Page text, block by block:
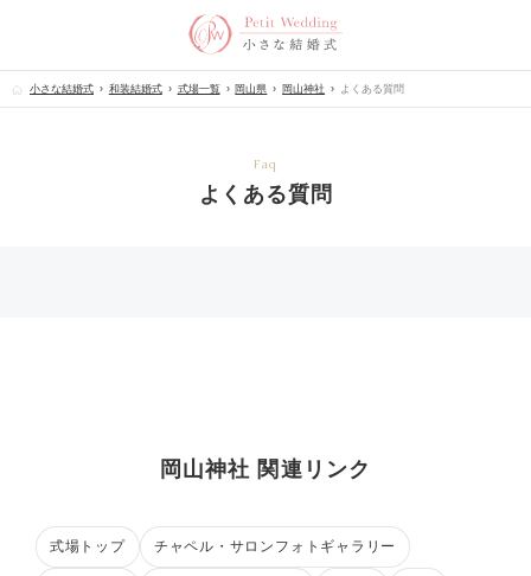
小さな結婚式 和装結婚式 式場一覧 岡山県 岡山神社 よくある質問
Faq
よくある質問
岡山神社 関連リンク
式場トップ チャペル・サロンフォトギャラリー